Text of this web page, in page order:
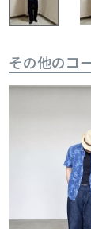
その他のコ